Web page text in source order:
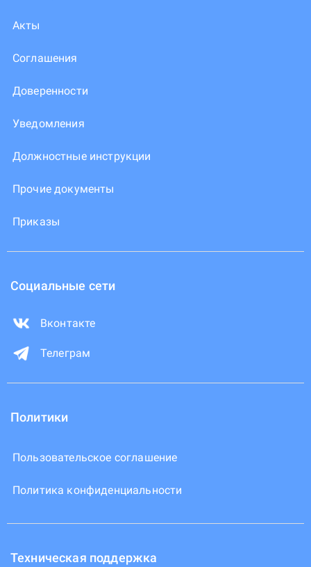
Акты
Соглашения
Доверенности
Уведомления
Должностные инструкции
Прочие документы
Приказы
Социальные сети
Вконтакте
Телеграм
Политики
Пользовательское соглашение
Политика конфиденциальности
Техническая поддержка